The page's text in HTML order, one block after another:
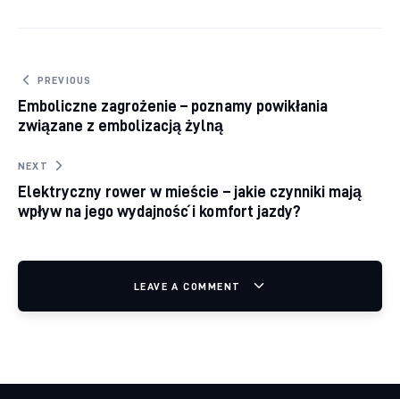
Nawigacja wpisu
PREVIOUS
Emboliczne zagrożenie – poznamy powikłania
związane z embolizacją żylną
NEXT
Elektryczny rower w mieście – jakie czynniki mają
wpływ na jego wydajność i komfort jazdy?
LEAVE A COMMENT